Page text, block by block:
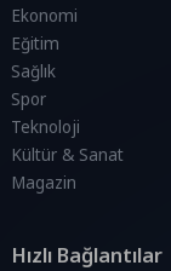
Ekonomi
Eğitim
Sağlık
Spor
Teknoloji
Kültür & Sanat
Magazin
Hızlı Bağlantılar